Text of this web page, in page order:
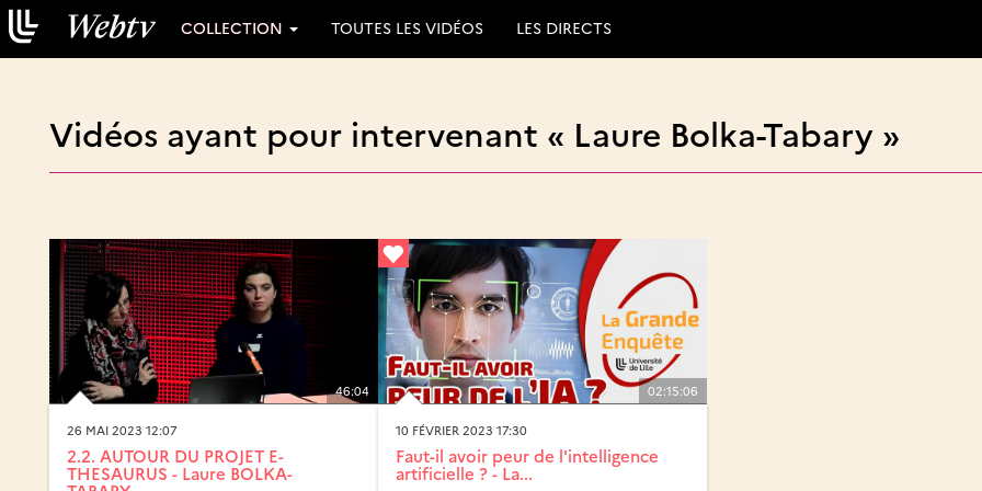
COLLECTION TOUTES LES VIDÉOS LES DIRECTS
Vidéos ayant pour intervenant « Laure Bolka-Tabary »
46:04
26 MAI 2023 12:07
2.2. AUTOUR DU PROJET E-
THESAURUS - Laure BOLKA-
02:15:06
10 FÉVRIER 2023 17:30
Faut-il avoir peur de l'intelligence
artificielle ? - La...